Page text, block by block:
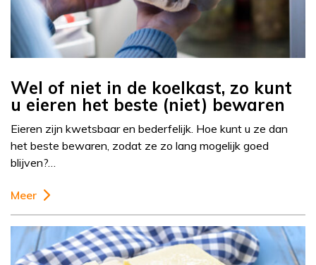
Wel of niet in de koelkast, zo kunt
u eieren het beste (niet) bewaren
Eieren zijn kwetsbaar en bederfelijk. Hoe kunt u ze dan
het beste bewaren, zodat ze zo lang mogelijk goed
blijven?…
Meer